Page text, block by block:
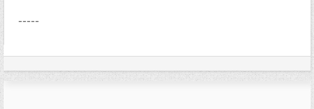
-----